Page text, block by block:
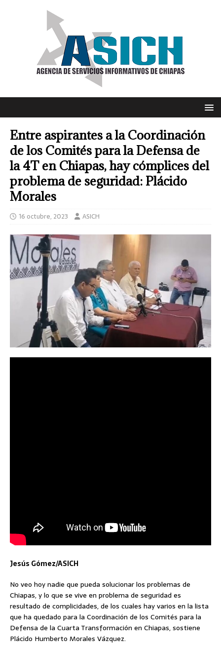
Entre aspirantes a la Coordinación
de los Comités para la Defensa de
la 4T en Chiapas, hay cómplices del
problema de seguridad: Plácido
Morales
16 octubre, 2023 ASICH
Jesús Gómez/ASICH
No veo hoy nadie que pueda solucionar los problemas de
Chiapas, y lo que se vive en problema de seguridad es
resultado de complicidades, de los cuales hay varios en la lista
que ha quedado para la Coordinación de los Comités para la
Defensa de la Cuarta Transformación en Chiapas, sostiene
Plácido Humberto Morales Vázquez.